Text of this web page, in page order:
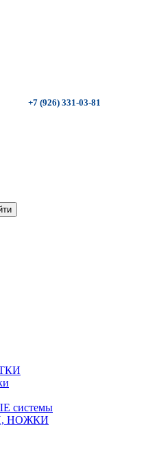
03-81
системы
НОЖКИ